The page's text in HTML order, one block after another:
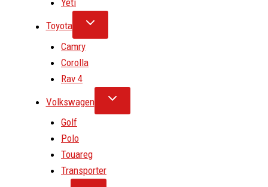
Yeti
Toyota
Camry
Corolla
Rav 4
Volkswagen
Golf
Polo
Touareg
Transporter